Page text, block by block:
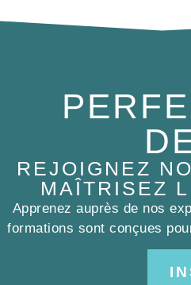
REJOIGNEZ
MAÎTRISEZ
Apprenez auprès de nos
formations sont conçues